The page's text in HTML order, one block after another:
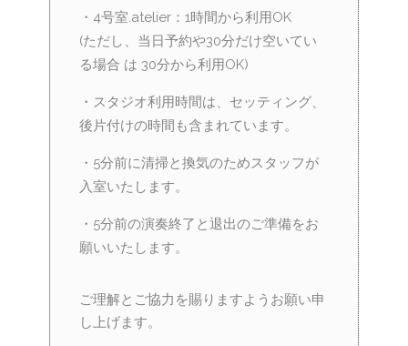
・4号室.atelier：1時間から利用OK
(ただし、当日予約や30分だけ空いてい
る場合 は 30分から利用OK)
・スタジオ利用時間は、セッティング、
後片付けの時間も含まれています。
・5分前に清掃と換気のためスタッフが
入室いたします。
・5分前の演奏終了と退出のご準備をお
願いいたします。
ご理解とご協力を賜りますようお願い申
し上げます。